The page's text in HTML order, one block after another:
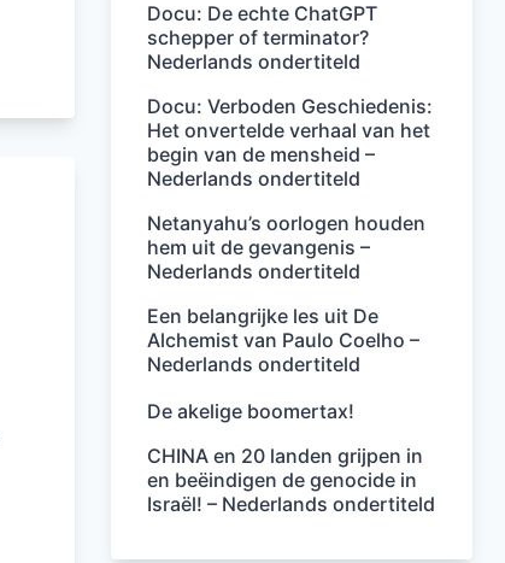
Docu: De echte ChatGPT
schepper of terminator?
Nederlands ondertiteld
Docu: Verboden Geschiedenis:
Het onvertelde verhaal van het
begin van de mensheid –
Nederlands ondertiteld
Netanyahu’s oorlogen houden
hem uit de gevangenis –
Nederlands ondertiteld
Een belangrijke les uit De
Alchemist van Paulo Coelho –
Nederlands ondertiteld
De akelige boomertax!
CHINA en 20 landen grijpen in
en beëindigen de genocide in
Israël! – Nederlands ondertiteld